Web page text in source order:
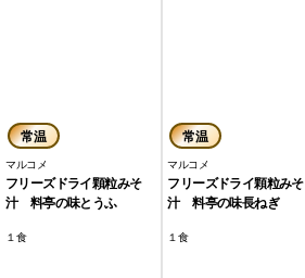
常温
マルコメ
フリーズドライ顆粒みそ
汁 料亭の味とうふ
１食
常温
マルコメ
フリーズドライ顆粒みそ
汁 料亭の味長ねぎ
１食